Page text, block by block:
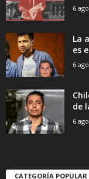
6
La
es
6
de
6
CATEGORÍA POPULAR